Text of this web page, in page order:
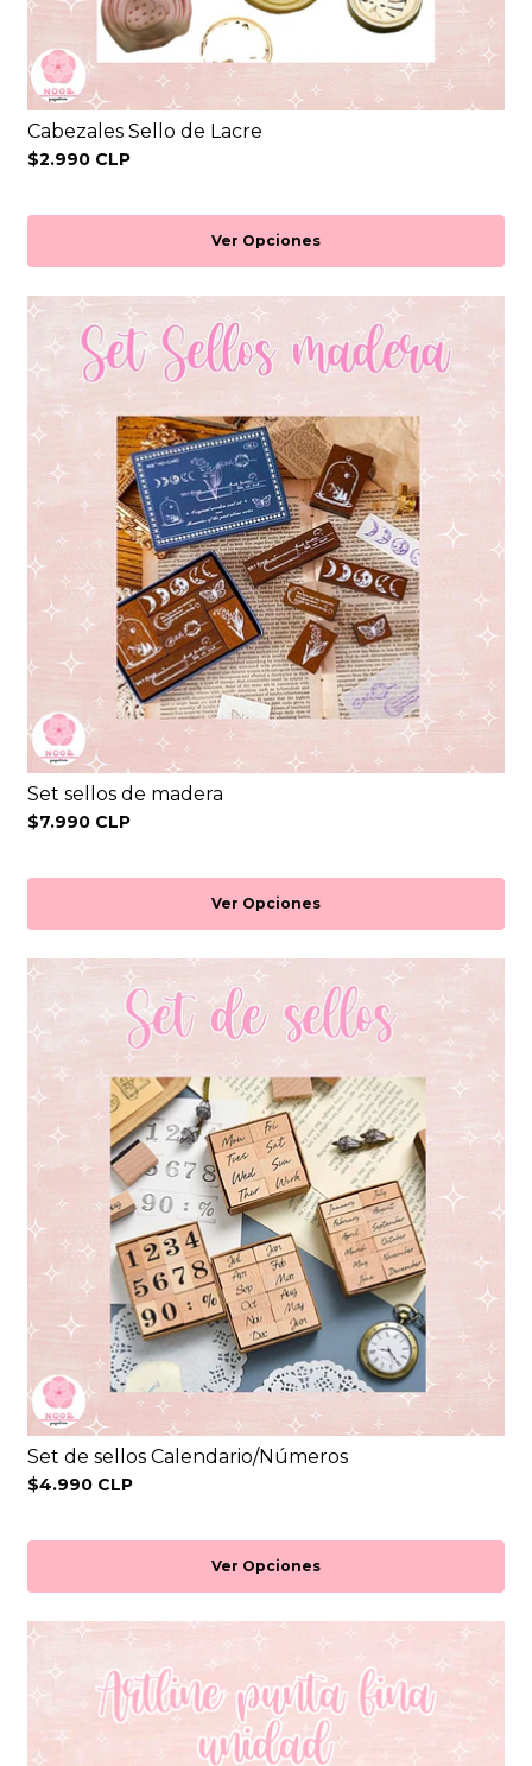
Cabezales Sello de Lacre
$2.990 CLP
Ver Opciones
Set sellos de madera
$7.990 CLP
Ver Opciones
Set de sellos Calendario/Números
$4.990 CLP
Ver Opciones